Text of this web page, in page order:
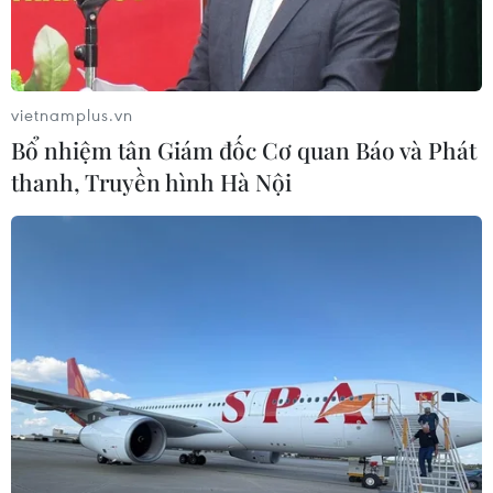
Theo phóng viên TTXVN tại La Habana, trong
hai ngày 18-19/1, đại diện của Cuba và Mỹ đã
gặp gỡ tại La Habana để đàm phán về khả năng
phối hợp trong cuộc chiến chống tội phạm có tổ
vietnamplus.vn
Bổ nhiệm tân Giám đốc Cơ quan Báo và Phát
thanh, Truyền hình Hà Nội